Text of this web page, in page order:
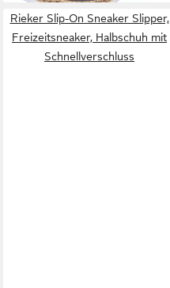
Rieker Slip-On Sneaker Slipper,
Freizeitsneaker, Halbschuh mit
Schnellverschluss